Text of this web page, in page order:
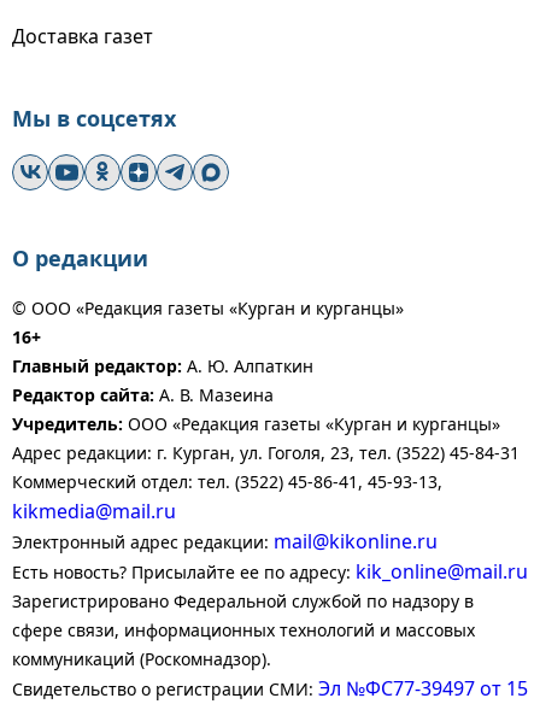
Доставка газет
Мы в соцсетях
О редакции
© ООО «Редакция газеты «Курган и курганцы»
16+
Главный редактор: А. Ю. Алпаткин
Редактор сайта: А. В. Мазеина
Учредитель: ООО «Редакция газеты «Курган и курганцы»
Адрес редакции: г. Курган, ул. Гоголя, 23, тел. (3522) 45-84-31
Коммерческий отдел: тел. (3522) 45-86-41, 45-93-13,
kikmedia@mail.ru
Электронный адрес редакции: mail@kikonline.ru
Есть новость? Присылайте ее по адресу: kik_online@mail.ru
Зарегистрировано Федеральной службой по надзору в
сфере связи, информационных технологий и массовых
коммуникаций (Роскомнадзор).
Свидетельство о регистрации СМИ: Эл №ФС77-39497 от 15